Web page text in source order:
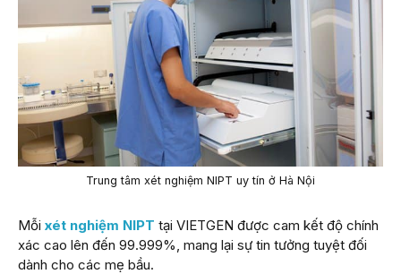
Trung tâm xét nghiệm NIPT uy tín ở Hà Nội
Mỗi xét nghiệm NIPT tại VIETGEN được cam kết độ chính
xác cao lên đến 99.999%, mang lại sự tin tưởng tuyệt đối
dành cho các mẹ bầu.